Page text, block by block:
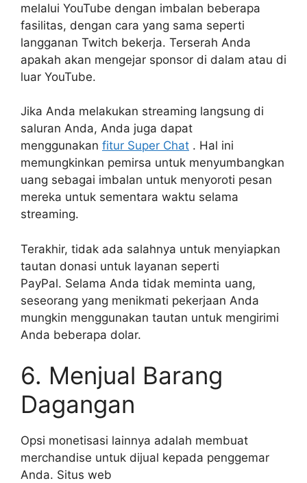
melalui YouTube dengan imbalan beberapa
fasilitas, dengan cara yang sama seperti
langganan Twitch bekerja. Terserah Anda
apakah akan mengejar sponsor di dalam atau di
luar YouTube.
Jika Anda melakukan streaming langsung di
saluran Anda, Anda juga dapat
menggunakan fitur Super Chat . Hal ini
memungkinkan pemirsa untuk menyumbangkan
uang sebagai imbalan untuk menyoroti pesan
mereka untuk sementara waktu selama
streaming.
Terakhir, tidak ada salahnya untuk menyiapkan
tautan donasi untuk layanan seperti
PayPal. Selama Anda tidak meminta uang,
seseorang yang menikmati pekerjaan Anda
mungkin menggunakan tautan untuk mengirimi
Anda beberapa dolar.
6. Menjual Barang
Dagangan
Opsi monetisasi lainnya adalah membuat
merchandise untuk dijual kepada penggemar
Anda. Situs web